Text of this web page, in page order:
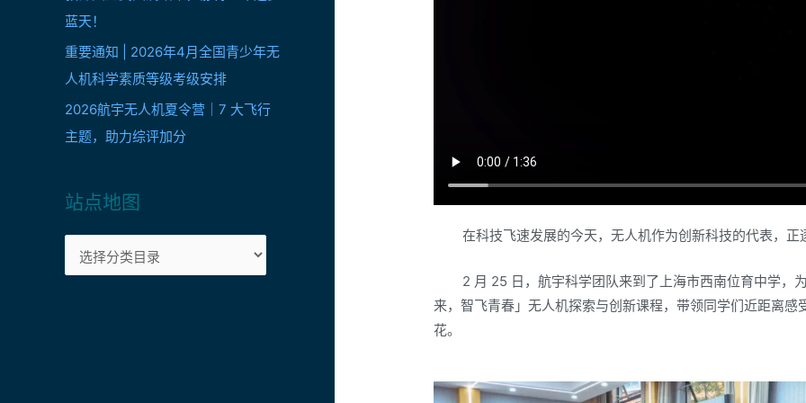
蓝天！
重要通知 | 2026年4月全国青少年无
人机科学素质等级考级安排
2026航宇无人机夏令营｜7 大飞行
主题，助力综评加分
站点地图
在科技飞速发展的今天，无人机作为创新科技的代表，正
2 月 25 日，航宇科学团队来到了上海市西南位育中学，
来，智飞青春」无人机探索与创新课程，带领同学们近距离
花。